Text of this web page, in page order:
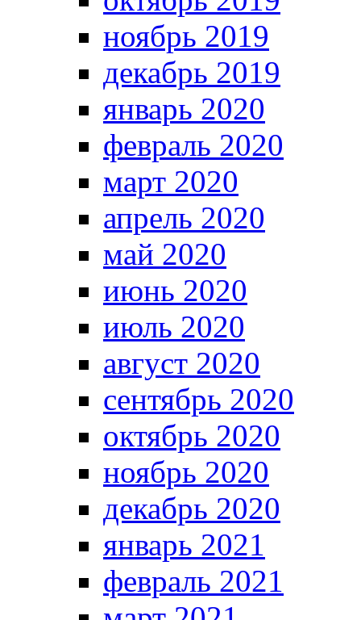
ноябрь 2019
декабрь 2019
январь 2020
февраль 2020
март 2020
апрель 2020
май 2020
июнь 2020
июль 2020
август 2020
сентябрь 2020
октябрь 2020
ноябрь 2020
декабрь 2020
январь 2021
февраль 2021